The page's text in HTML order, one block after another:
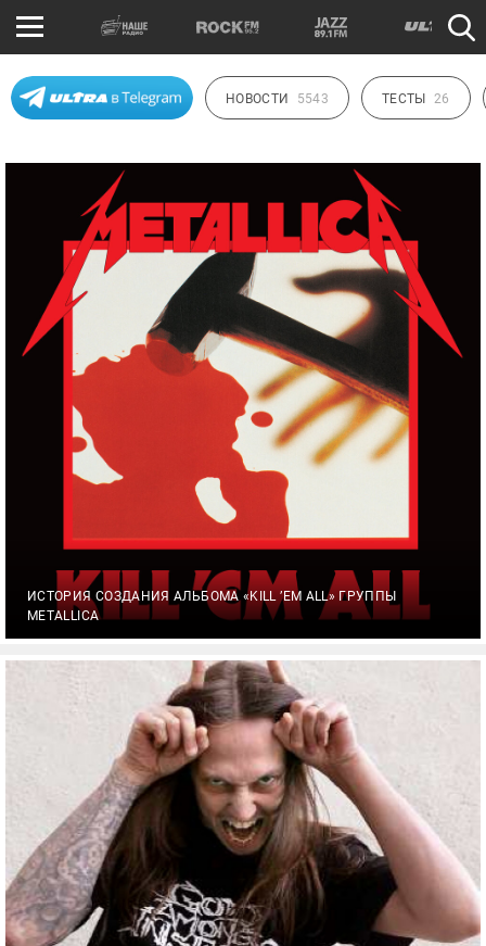
НОВОСТИ 5543 ТЕСТЫ 26
ИСТОРИЯ СОЗДАНИЯ АЛЬБОМА «KILL ’EM ALL» ГРУППЫ
METALLICA